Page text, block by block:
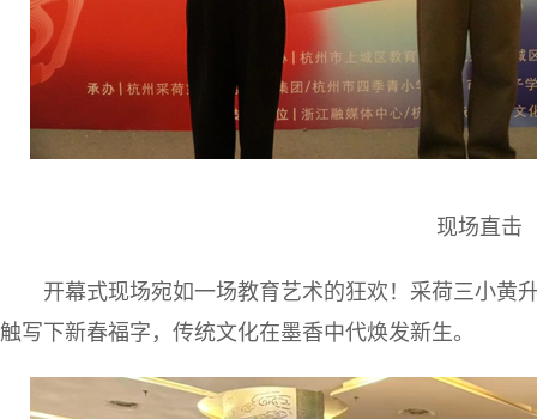
现场直击
开幕式现场宛如一场教育艺术的狂欢！采荷三小黄
触写下新春福字，传统文化在墨香中代焕发新生。